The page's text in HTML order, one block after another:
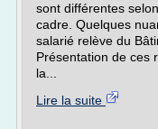
sont différentes
cadre. Quelques
salarié relève du
Présentation de ces
la...
Lire la suite